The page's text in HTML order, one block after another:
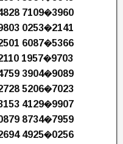
7109�3960
0253�2141
6087�5366
1957�9703
3904�9089
5206�7023
4129�9907
8734�7959
4925�0256